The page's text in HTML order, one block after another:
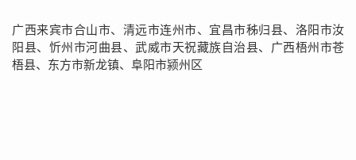
广西来宾市合山市、清远市连州市、宜昌市秭归县、洛阳市汝
阳县、忻州市河曲县、武威市天祝藏族自治县、广西梧州市苍
梧县、东方市新龙镇、阜阳市颍州区